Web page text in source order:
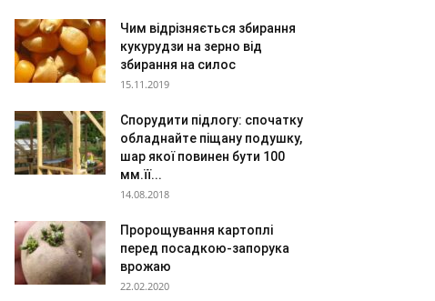
Чим відрізняється збирання
кукурудзи на зерно від
збирання на силос
15.11.2019
Спорудити підлогу: спочатку
обладнайте піщану подушку,
шар якої повинен бути 100
мм.її...
14.08.2018
Пророщування картоплі
перед посадкою-запорука
врожаю
22.02.2020